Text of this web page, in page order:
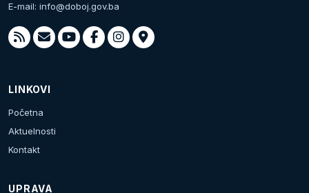
E-mail: info@doboj.gov.ba
LINKOVI
Početna
Aktuelnosti
Kontakt
UPRAVA